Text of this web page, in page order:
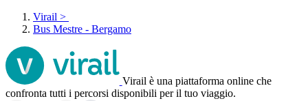
Virail >
Bus Mestre - Bergamo
Virail è una piattaforma online che
confronta tutti i percorsi disponibili per il tuo viaggio.